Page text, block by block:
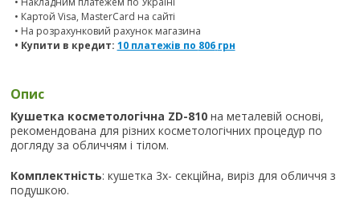
• Картой Visa, MasterCard на сайті
• На розрахунковий рахунок магазина
• Купити в кредит: 10 платежів по 806 грн
Опис
Кушетка косметологічна ZD-810 на металевій основі,
рекомендована для різних косметологічних процедур по
догляду за обличчям і тілом.
Комплектність: кушетка 3х- секційна, виріз для обличчя з
подушкою.